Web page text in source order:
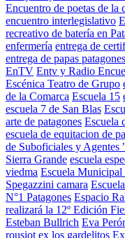
Encuentro de poetas de la
encuentro interlegislativo
recreativo de batería en
enfermería entrega de
entrega de papas patagones
EnTV Entv y Radio
Escénica Teatro de Grupo
de la Comarca Escuela 15
escuela 7 de San Blas
arte de patagones Escuela
escuela de equitacion de
de Suboficiales y
Sierra Grande escuela
viedma Escuela Municipal
Spegazzini camara
N°1 Patagones Espacio
realizará la 12º Edición
Esteban Bullrich Eva
rousiot ex los gardelitos